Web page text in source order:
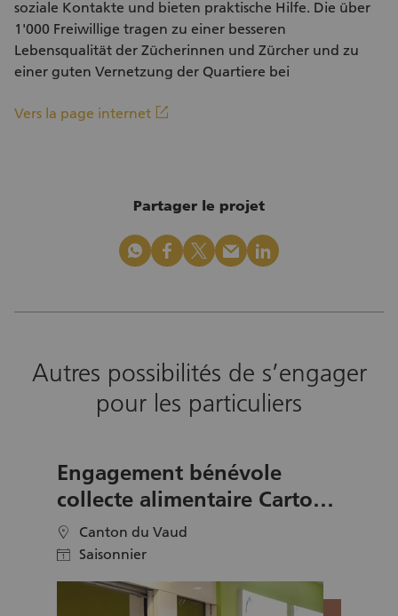
soziale Kontakte und bieten praktische Hilfe. Die über
1'000 Freiwillige tragen zu einer besseren
Lebensqualität der Zücherinnen und Zürcher und zu
einer guten Vernetzung der Quartiere bei
Vers la page internet linkout
Partager le projet
whatsapp facebook x_logo mail linkedin
Autres possibilités de s’engager
pour les particuliers
Engagement bénévole
collecte alimentaire Cartons
du Cœur en Octobre
location Canton du Vaud
calendar Saisonnier